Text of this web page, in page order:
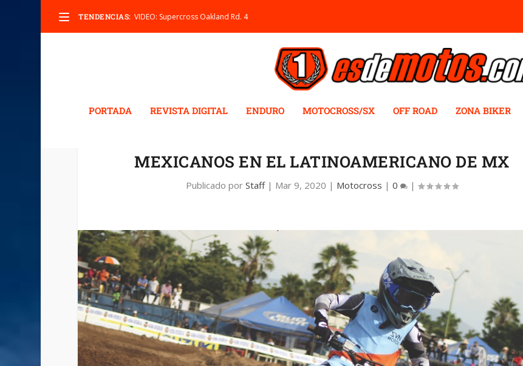
TENDENCIAS: VIDEO: Supercross Oakland Rd. 4
PORTADA REVISTA DIGITAL ENDURO MOTOCROSS/SX OFF ROAD ZONA BIKER
MEXICANOS EN EL LATINOAMERICANO DE MX
Publicado por Staff| Mar 9, 2020 | Motocross | 0 |